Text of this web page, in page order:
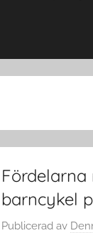
barncykel
Publiceradav